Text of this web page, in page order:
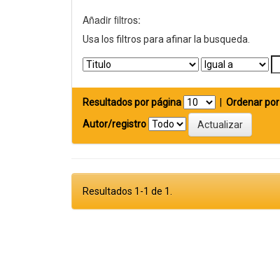
Añadir filtros:
Usa los filtros para afinar la busqueda.
Resultados por página Ordenar por
Autor/registro
Resultados 1-1 de 1.